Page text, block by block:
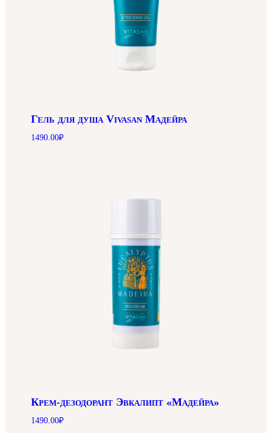
Гель для душа Vivasan Мадейра
1490.00₽
Крем-дезодорант Эвкалипт «Мадейра»
1490.00₽